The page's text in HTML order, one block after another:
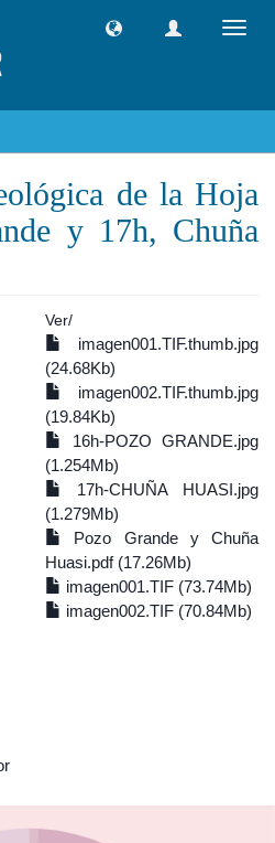
de la Hoja
y 17h, Chuña
Ver/
imagen001.TIF.thumb.jpg
(24.68Kb)
imagen002.TIF.thumb.jpg
(19.84Kb)
16h-POZO GRANDE.jpg
(1.254Mb)
17h-CHUÑA HUASI.jpg
(1.279Mb)
Pozo Grande y Chuña
Huasi.pdf (17.26Mb)
imagen001.TIF (73.74Mb)
imagen002.TIF (70.84Mb)